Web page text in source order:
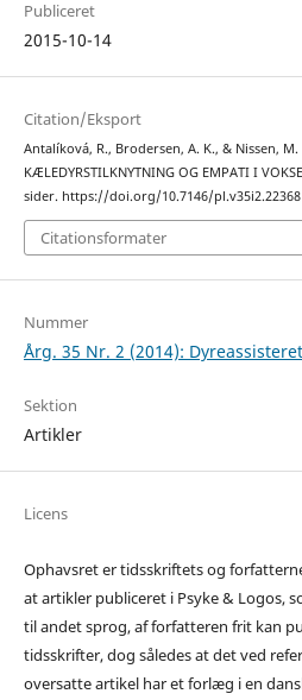
Publiceret
2015-10-14
Citation/Eksport
Antalíková, R., Brodersen, A. K., & Nissen, M.
KÆLEDYRSTILKNYTNING OG EMPATI I
sider. https://doi.org/10.7146/pl.v35i2.22368
Citationsformater
Nummer
Årg. 35 Nr. 2 (2014):
Sektion
Artikler
Licens
Ophavsret er tidsskriftets og
at artikler publiceret i Psyke & Logos,
til andet sprog, af forfatteren frit kan
tidsskrifter, dog således at det ved
oversatte artikel har et forlæg i en